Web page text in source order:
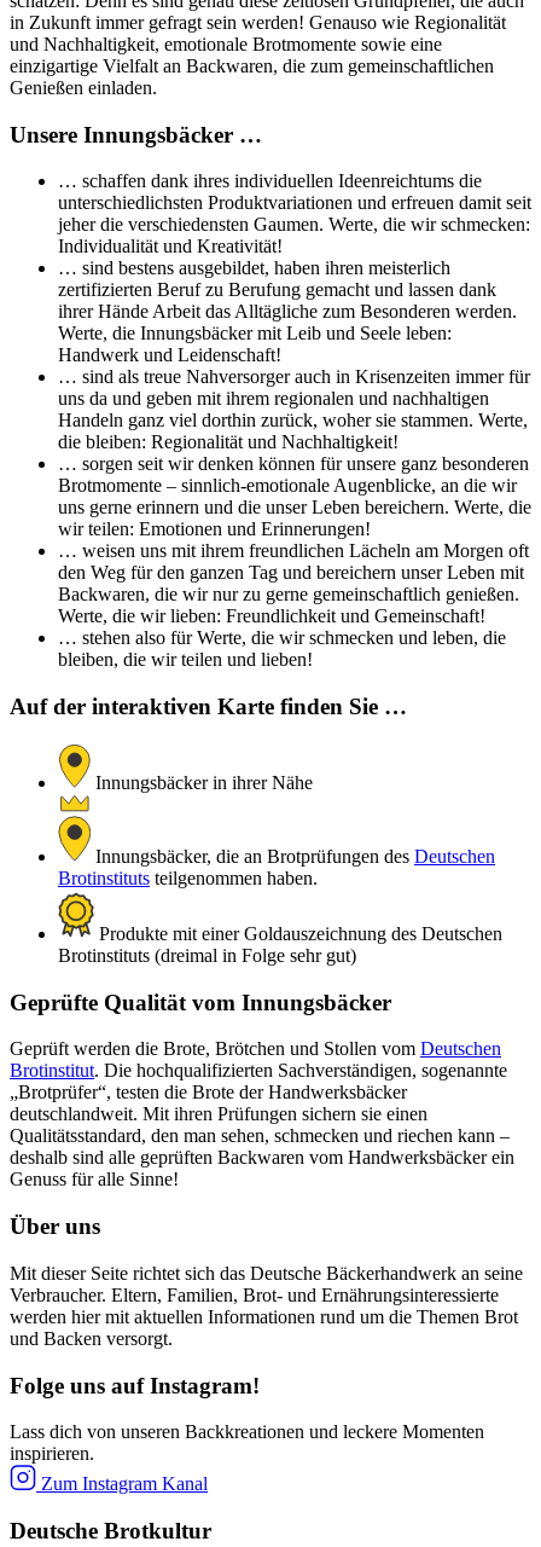
in Zukunft immer gefragt sein werden! Genauso wie Regionalität
und Nachhaltigkeit, emotionale Brotmomente sowie eine
einzigartige Vielfalt an Backwaren, die zum gemeinschaftlichen
Genießen einladen.
Unsere Innungsbäcker …
… schaffen dank ihres individuellen Ideenreichtums die
unterschiedlichsten Produktvariationen und erfreuen damit seit
jeher die verschiedensten Gaumen. Werte, die wir schmecken:
Individualität und Kreativität!
… sind bestens ausgebildet, haben ihren meisterlich
zertifizierten Beruf zu Berufung gemacht und lassen dank
ihrer Hände Arbeit das Alltägliche zum Besonderen werden.
Werte, die Innungsbäcker mit Leib und Seele leben:
Handwerk und Leidenschaft!
… sind als treue Nahversorger auch in Krisenzeiten immer für
uns da und geben mit ihrem regionalen und nachhaltigen
Handeln ganz viel dorthin zurück, woher sie stammen. Werte,
die bleiben: Regionalität und Nachhaltigkeit!
… sorgen seit wir denken können für unsere ganz besonderen
Brotmomente – sinnlich-emotionale Augenblicke, an die wir
uns gerne erinnern und die unser Leben bereichern. Werte, die
wir teilen: Emotionen und Erinnerungen!
… weisen uns mit ihrem freundlichen Lächeln am Morgen oft
den Weg für den ganzen Tag und bereichern unser Leben mit
Backwaren, die wir nur zu gerne gemeinschaftlich genießen.
Werte, die wir lieben: Freundlichkeit und Gemeinschaft!
… stehen also für Werte, die wir schmecken und leben, die
bleiben, die wir teilen und lieben!
Auf der interaktiven Karte finden Sie …
Innungsbäcker in ihrer Nähe
Innungsbäcker, die an Brotprüfungen des Deutschen
Brotinstituts teilgenommen haben.
Produkte mit einer Goldauszeichnung des Deutschen
Brotinstituts (dreimal in Folge sehr gut)
Geprüfte Qualität vom Innungsbäcker
Geprüft werden die Brote, Brötchen und Stollen vom Deutschen
Brotinstitut. Die hochqualifizierten Sachverständigen, sogenannte
„Brotprüfer“, testen die Brote der Handwerksbäcker
deutschlandweit. Mit ihren Prüfungen sichern sie einen
Qualitätsstandard, den man sehen, schmecken und riechen kann –
deshalb sind alle geprüften Backwaren vom Handwerksbäcker ein
Genuss für alle Sinne!
Über uns
Mit dieser Seite richtet sich das Deutsche Bäckerhandwerk an seine
Verbraucher. Eltern, Familien, Brot- und Ernährungsinteressierte
werden hier mit aktuellen Informationen rund um die Themen Brot
und Backen versorgt.
Folge uns auf Instagram!
Lass dich von unseren Backkreationen und leckere Momenten
inspirieren.
Zum Instagram Kanal
Deutsche Brotkultur